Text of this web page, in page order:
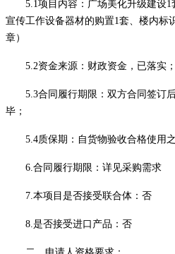
5.1项目内容：广场美化升级建设1
宣传工作设备器材的购置1套、楼内标
章）
5.2资金来源：财政资金，已落实；
5.3合同履行期限： 双方合同签订
毕；
5.4质保期： 自货物验收合格使用
6.合同履行期限：详见采购需求
7.本项目是否接受联合体：否
8.是否接受进口产品： 否